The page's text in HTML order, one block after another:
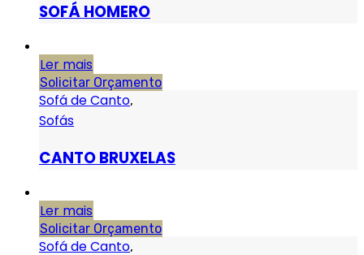
SOFÁ HOMERO
Ler mais
Solicitar Orçamento
Sofá de Canto,
Sofás
CANTO BRUXELAS
Ler mais
Solicitar Orçamento
Sofá de Canto,